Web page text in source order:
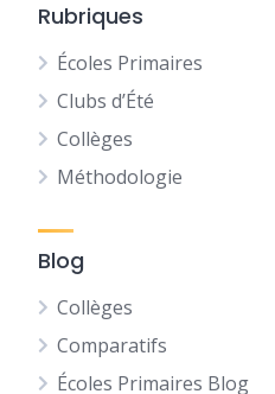
Rubriques
Écoles Primaires
Clubs d’Été
Collèges
Méthodologie
Blog
Collèges
Comparatifs
Écoles Primaires Blog